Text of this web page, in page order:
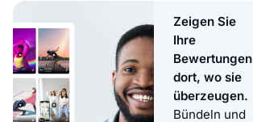
Zeigen Sie
Ihre
Bewertungen
dort, wo sie
überzeugen.
Bündeln und